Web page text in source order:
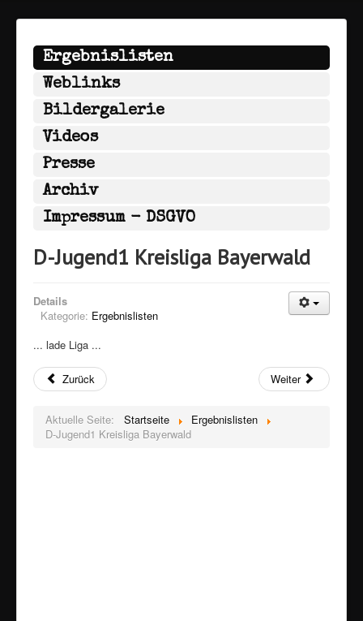
Ergebnislisten
Weblinks
Bildergalerie
Videos
Presse
Archiv
Impressum - DSGVO
D-Jugend1 Kreisliga Bayerwald
Details
Kategorie: Ergebnislisten
... lade Liga ...
Zurück Weiter
Aktuelle Seite: Startseite
Ergebnislisten
D-Jugend1 Kreisliga Bayerwald